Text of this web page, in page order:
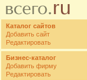
Каталог сайтов
Добавить сайт
Редактировать
Бизнес-каталог
Добавить фирму
Редактировать